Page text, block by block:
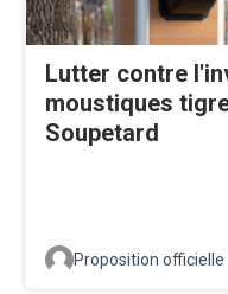
Lutter contre
moustiques
Soupetard
Proposition officielle